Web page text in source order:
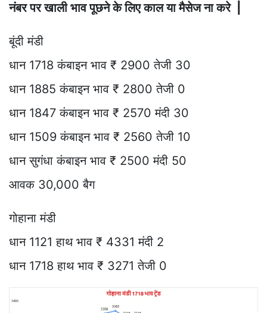
नंबर पर खाली भाव पूछने के लिए काल या मैसेज ना करे |
बूंदी मंडी
धान 1718 कंबाइन भाव ₹ 2900 तेजी 30
धान 1885 कंबाइन भाव ₹ 2800 तेजी 0
धान 1847 कंबाइन भाव ₹ 2570 मंदी 30
धान 1509 कंबाइन भाव ₹ 2560 तेजी 10
धान सुगंधा कंबाइन भाव ₹ 2500 मंदी 50
आवक 30,000 बैग
गोहाना मंडी
धान 1121 हाथ भाव ₹ 4331 मंदी 2
धान 1718 हाथ भाव ₹ 3271 तेजी 0